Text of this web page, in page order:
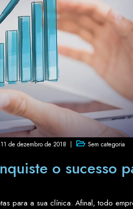
11 de dezembro de 2018 Sem categoria
o sucesso
para a sua clínica. Afinal, todo